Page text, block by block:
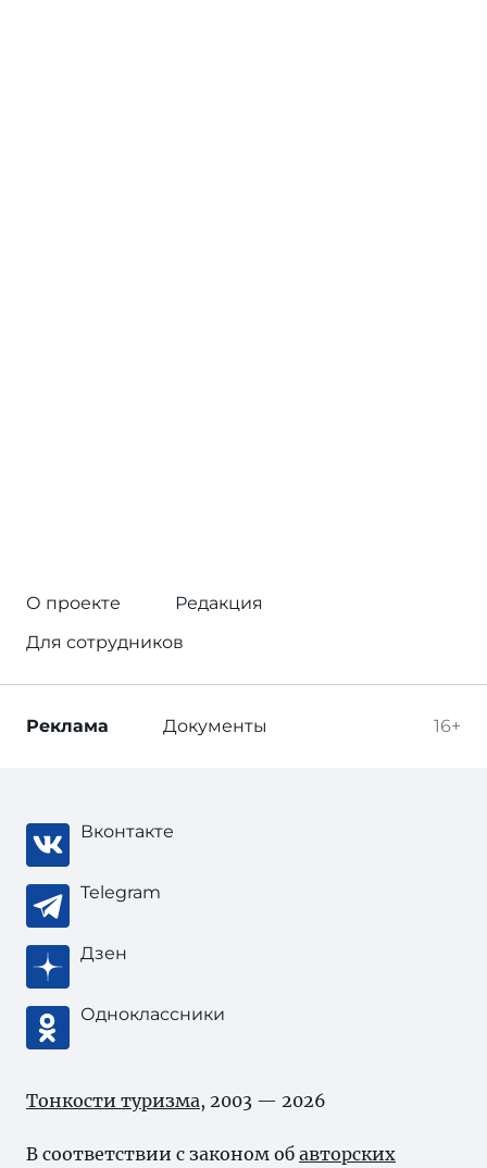
О проекте
Редакция
Для сотрудников
16+
Реклама Документы
Вконтакте
Telegram
Дзен
Одноклассники
Тонкости туризма, 2003 — 2026
В соответствии с законом об авторских